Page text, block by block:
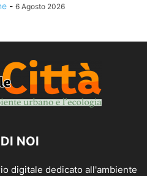
- 6 Agosto 2026
NOI
digitale dedicato all'ambiente